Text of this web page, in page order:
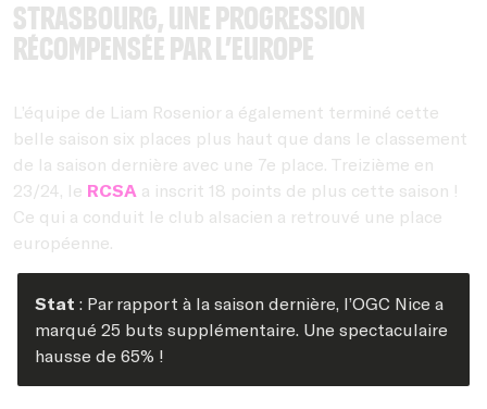
Strasbourg, une progression
récompensée par l’Europe
L’équipe de Liam Rosenior a également terminé cette
belle saison six places plus haut que dans le classement
de la saison dernière avec une 7e place. Treizième en
23/24, le RCSA a inscrit 18 points de plus cette saison !
Ce qui a conduit le club alsacien a retrouvé une place
européenne.
Stat : Par rapport à la saison dernière, l’OGC Nice a
marqué 25 buts supplémentaire. Une spectaculaire
hausse de 65% !